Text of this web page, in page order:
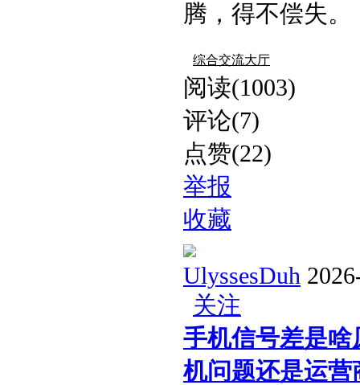
腾，得不偿失。​
综合交流大厅
阅读(1003)
评论(7)
点赞(22)
举报
收藏
UlyssesDuh
关注
手机信号差是
机问题还是运营